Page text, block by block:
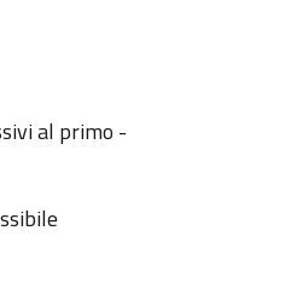
al primo -